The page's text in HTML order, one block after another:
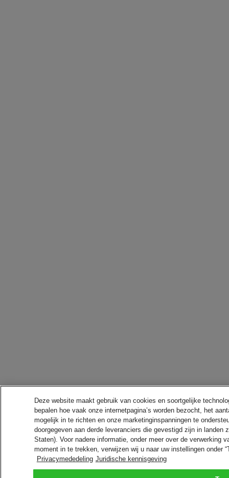
Deze website maakt gebruik van cookies en soortgelijke
bepalen hoe vaak onze internetpagina’s worden bezocht, het
mogelijk in te richten en onze marketinginspanningen te
doorgegeven aan derde leveranciers die gevestigd zijn in landen
Staten). Voor nadere informatie, onder meer over de verwerking
moment in te trekken, verwijzen wij u naar uw instellingen onder
Privacymededeling Juridische kennisgeving